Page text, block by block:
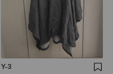
Y-3